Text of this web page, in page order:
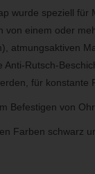
wurde speziell für
von einem oder
atmungsaktiven
Anti-Rutsch-
für konstante
Befestigen von
Farben schwarz